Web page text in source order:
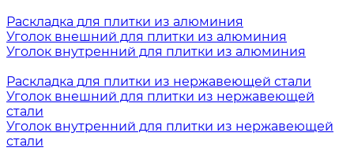
Раскладка для плитки из алюминия
Уголок внешний для плитки из алюминия
Уголок внутренний для плитки из алюминия
Раскладка для плитки из нержавеющей стали
Уголок внешний для плитки из нержавеющей
стали
Уголок внутренний для плитки из нержавеющей
стали